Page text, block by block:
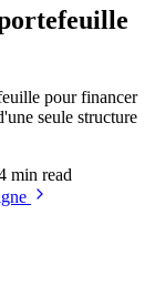
pour financer
seule structure
min read